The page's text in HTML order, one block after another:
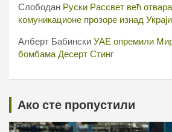
Слободан Руски Рассвет већ
комуникационе прозоре изнад
Алберт Бабински УАЕ опремили
бомбама Десерт Стинг
Ако сте пропустили